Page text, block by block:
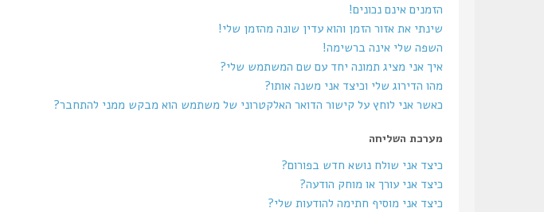
הזמנים אינם נכונים!
שינתי את אזור הזמן והוא עדין שונה מהזמן שלי!
השפה שלי אינה ברשימה!
איך אני מציג תמונה יחד עם שם המשתמש שלי?
מהו הדירוג שלי וכיצד אני משנה אותו?
כאשר אני לוחץ על קישור הדואר האלקטרוני של משתמש הוא מבקש ממני להתחבר?
מערכת השליחה
כיצד אני שולח נושא חדש בפורום?
כיצד אני עורך או מוחק הודעה?
כיצד אני מוסיף חתימה להודעות שלי?